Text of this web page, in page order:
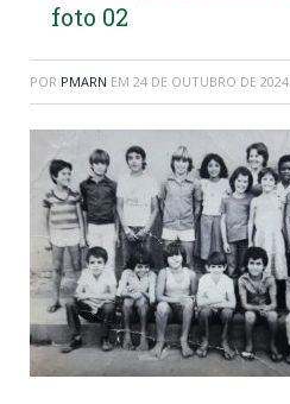
foto 02
POR PMARN EM 24 DE OUTUBRO DE 2024